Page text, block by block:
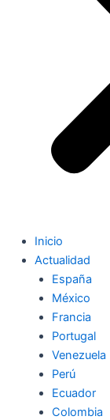
Inicio
Actualidad
España
México
Francia
Portugal
Venezuela
Perú
Ecuador
Colombia